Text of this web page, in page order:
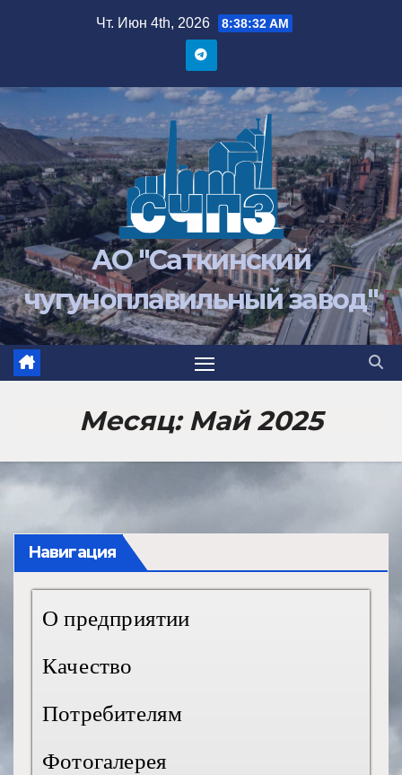
Чт. Июн 4th, 2026 8:38:32 AM
АО "Саткинский
чугуноплавильный завод"
Месяц:Май 2025
Навигация
О предприятии
Качество
Потребителям
Фотогалерея